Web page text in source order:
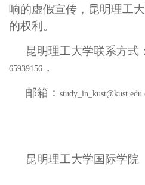
响的虚假宣传，昆明理工
的权利。
昆明理工大学联系方式
65939156 ，
邮箱：
昆明理工大学国际学院